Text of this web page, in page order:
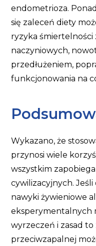
endometrioza.
się zaleceń diety
ryzyka
naczyniowych,
przedłużeniem,
funkcjonowania na
Wykazano, że
przynosi wiele
wszystkim
cywilizacyjnych.
nawyki żywieniowe
eksperymentalnych
wyrzeczeń i zasad
przeciwzapalnej